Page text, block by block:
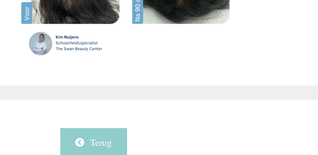
Terug